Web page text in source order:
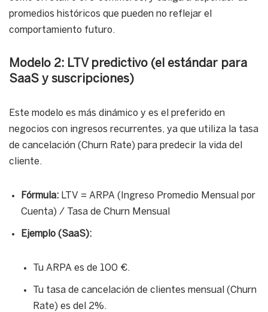
promedios históricos que pueden no reflejar el
comportamiento futuro.
Modelo 2: LTV predictivo (el estándar para
SaaS y suscripciones)
Este modelo es más dinámico y es el preferido en
negocios con ingresos recurrentes, ya que utiliza la tasa
de cancelación (Churn Rate) para predecir la vida del
cliente.
Fórmula: LTV = ARPA (Ingreso Promedio Mensual por
Cuenta) / Tasa de Churn Mensual
Ejemplo (SaaS):
Tu ARPA es de 100 €.
Tu tasa de cancelación de clientes mensual (Churn
Rate) es del 2%.